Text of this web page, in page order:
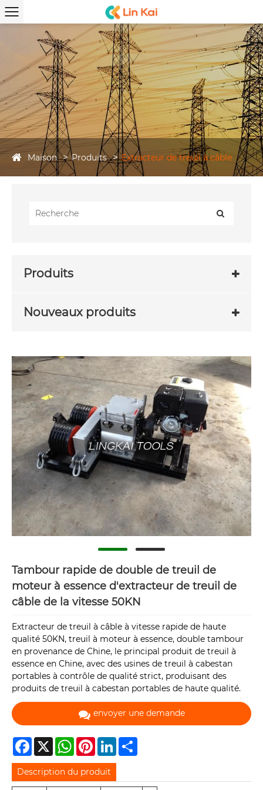
Maison Produits Extracteur de treuil à câble
Produits
Nouveaux produits
Tambour rapide de double de treuil de
moteur à essence d'extracteur de treuil de
câble de la vitesse 50KN
Extracteur de treuil à câble à vitesse rapide de haute
qualité 50KN, treuil à moteur à essence, double tambour
en provenance de Chine, le principal produit de treuil à
essence en Chine, avec des usines de treuil à cabestan
portables à contrôle de qualité strict, produisant des
produits de treuil à cabestan portables de haute qualité.
envoyer une demande
Facebook
X WhatsAppPinterestLinkedIn
Description du produit